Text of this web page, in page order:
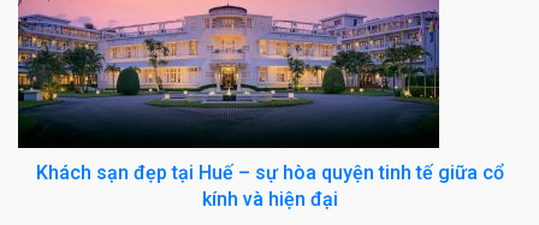
Khách sạn đẹp tại Huế – sự hòa quyện tinh tế giữa cổ
kính và hiện đại